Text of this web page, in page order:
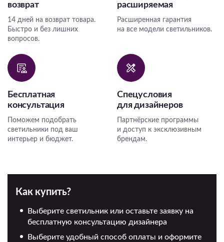
возврат
14 дней на возврат товара.
Быстро и без лишних
вопросов.
расширяемая
Расширенная гарантия
на все модели светильников.
Бесплатная
консультация
Поможем подобрать
светильники под ваш
интерьер и бюджет.
Спецусловия
для дизайнеров
Партнёрские программы
и доступ к эксклюзивным
брендам.
Как купить?
Выберите светильник или оставьте заявку на
бесплатную консультацию дизайнера
Выберите удобный способ оплаты и оформите